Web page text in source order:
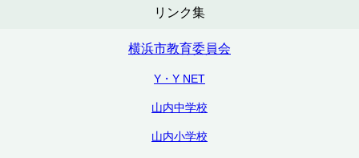
リンク集
横浜市教育委員会
Y・Y NET
山内中学校
山内小学校